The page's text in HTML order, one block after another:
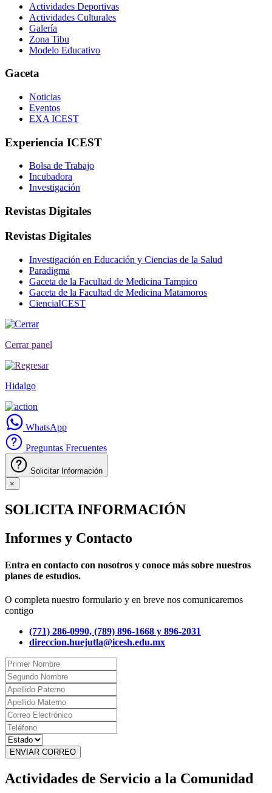
Actividades Deportivas
Actividades Culturales
Galería
Zona Tibu
Modelo Educativo
Gaceta
Noticias
Eventos
EXA ICEST
Experiencia ICEST
Bolsa de Trabajo
Incubadora
Investigación
Revistas Digitales
Revistas Digitales
Investigación en Educación y Ciencias de la Salud
Paradigma
Gaceta de la Facultad de Medicina Tampico
Gaceta de la Facultad de Medicina Matamoros
CienciaICEST
Cerrar panel
Hidalgo
WhatsApp
Preguntas Frecuentes
Solicitar Información
×
SOLICITA INFORMACIÓN
Informes y Contacto
Entra en contacto con nosotros y conoce más sobre nuestros
planes de estudios.
O completa nuestro formulario y en breve nos comunicaremos
contigo
(771) 286-0990, (789) 896-1668 y 896-2031
direccion.huejutla@icesh.edu.mx
ENVIAR CORREO
Actividades de Servicio a la Comunidad